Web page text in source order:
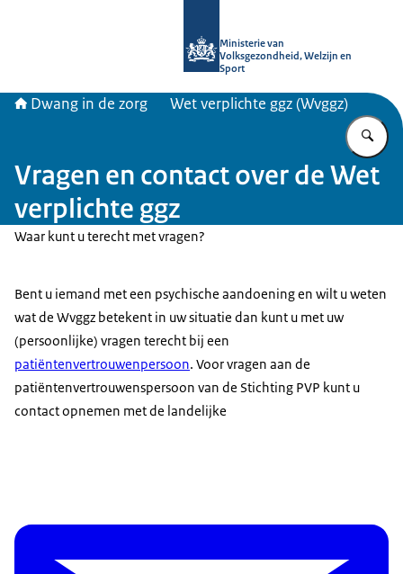
Ministerie van
Volksgezondheid, Welzijn en
Sport
Dwang in de zorg Wet verplichte ggz (Wvggz)
Vragen en contact over de Wet
verplichte ggz
Waar kunt u terecht met vragen?
Bent u iemand met een psychische aandoening en wilt u weten
wat de Wvggz betekent in uw situatie dan kunt u met uw
(persoonlijke) vragen terecht bij een
patiëntenvertrouwenpersoon. Voor vragen aan de
patiëntenvertrouwenspersoon van de Stichting PVP kunt u
contact opnemen met de landelijke